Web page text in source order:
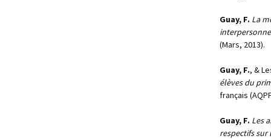
Guay, F. La
(Mars, 2013).
Guay, F., &
élèves du
français
Guay, F. Les
respectifs